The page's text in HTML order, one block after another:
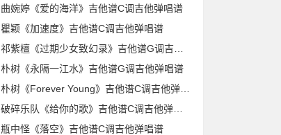
曲婉婷《爱的海洋》吉他谱C调吉他弹唱谱
瞿颖《加速度》吉他谱C调吉他弹唱谱
祁紫檀《过期少女致幻录》吉他谱G调吉他弹唱谱
朴树《永隔一江水》吉他谱G调吉他弹唱谱
朴树《Forever Young》吉他谱C调吉他弹唱谱
破碎乐队《给你的歌》吉他谱C调吉他弹唱谱
瓶中怪《落空》吉他谱C调吉他弹唱谱